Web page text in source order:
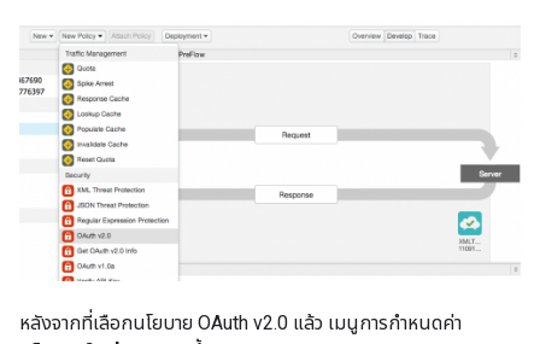
หลังจากที่เลือกนโยบาย OAuth v2.0 แล้ว เมนูการกำหนดค่า